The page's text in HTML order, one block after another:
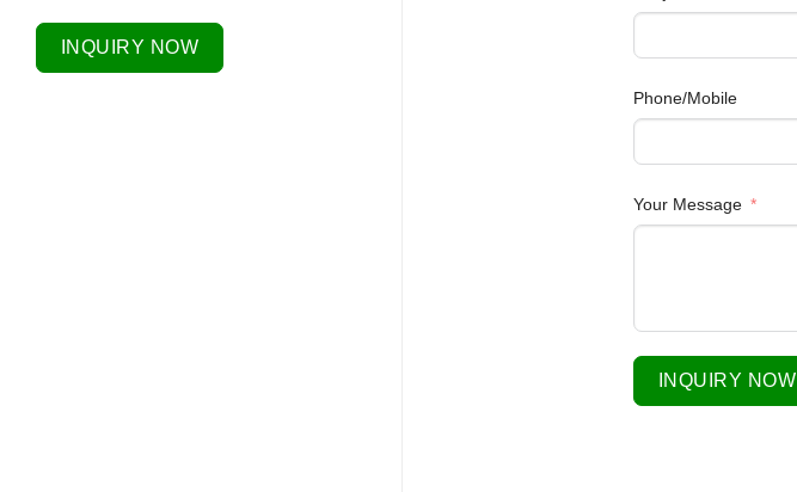
INQUIRY NOW
Phone/Mobile
Your Message
INQUIRY NOW